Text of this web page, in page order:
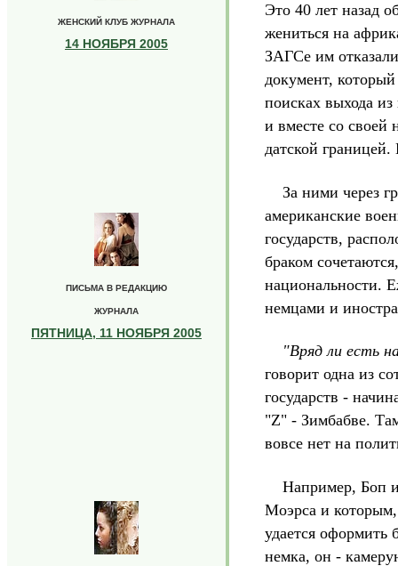
ЖЕНСКИЙ КЛУБ ЖУРНАЛА
14 НОЯБРЯ 2005
ПИСЬМА В РЕДАКЦИЮ
ЖУРНАЛА
ПЯТНИЦА, 11 НОЯБРЯ 2005
Это 40 лет назад
жениться на
ЗАГСе им
документ, который
поисках выхода
и вместе со своей
датской
За ними через
американские
государств,
браком
национальности.
немцами и
"Вряд ли есть
говорит одна из
государств -
"Z" - Зимбабве.
вовсе нет на
Например, Боп и
Моэрса и
удается оформить
немка, он -